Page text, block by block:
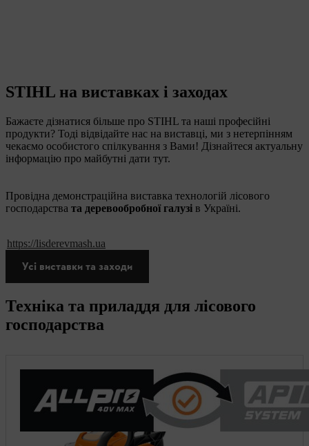
STIHL на виставках і заходах
Бажаєте дізнатися більше про STIHL та наші професійні
продукти? Тоді відвідайте нас на виставці, ми з нетерпінням
чекаємо особистого спілкування з Вами! Дізнайтеся актуальну
інформацію про майбутні дати тут.
Провідна демонстраційна виставка технологій лісового
господарства та деревообробної галузі в Україні.
https://lisderevmash.ua
Усі виставки та заходи
Техніка та приладдя для лісового
господарства